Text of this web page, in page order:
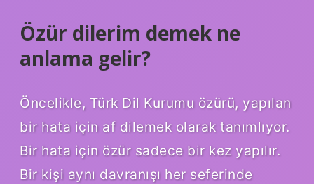
Özür dilerim demek ne
anlama gelir?
Öncelikle, Türk Dil Kurumu özürü, yapılan
bir hata için af dilemek olarak tanımlıyor.
Bir hata için özür sadece bir kez yapılır.
Bir kişi aynı davranışı her seferinde